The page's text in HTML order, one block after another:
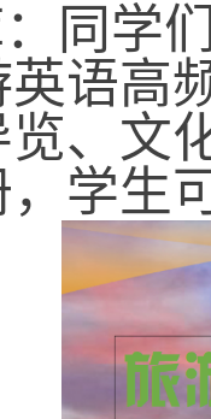
同学
英语高
、文
学生